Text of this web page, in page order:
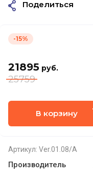
-15%
21895 руб.
25759
В корзину
Артикул: Ver.01.08/А
Производитель
Поделиться